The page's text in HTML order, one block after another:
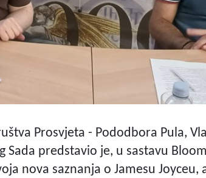
Prosvjeta - Pododbora Pula,
predstavio je, u sastavu
nova saznanja o Jamesu Joyceu,